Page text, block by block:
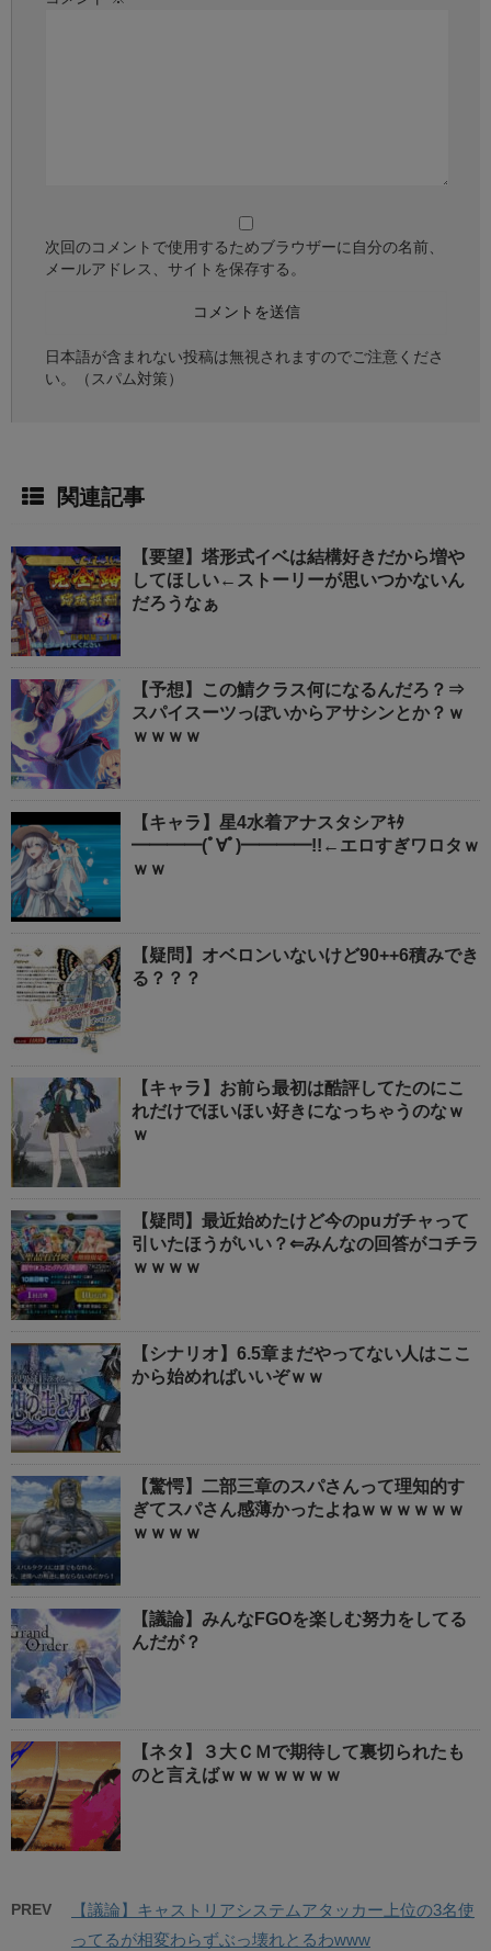
次回のコメントで使用するためブラウザーに自分の名前、
メールアドレス、サイトを保存する。
日本語が含まれない投稿は無視されますのでご注意くださ
い。（スパム対策）
関連記事
【要望】塔形式イベは結構好きだから増や
してほしい←ストーリーが思いつかないん
だろうなぁ
【予想】この鯖クラス何になるんだろ？⇒
スパイスーツっぽいからアサシンとか？ｗ
ｗｗｗｗ
【キャラ】星4水着アナスタシアｷﾀ
━━━━(ﾟ∀ﾟ)━━━━!!←エロすぎワロタｗ
ｗｗ
【疑問】オベロンいないけど90++6積みでき
る？？？
【キャラ】お前ら最初は酷評してたのにこ
れだけでほいほい好きになっちゃうのなｗ
ｗ
【疑問】最近始めたけど今のpuガチャって
引いたほうがいい？⇐みんなの回答がコチラ
ｗｗｗｗ
【シナリオ】6.5章まだやってない人はここ
から始めればいいぞｗｗ
【驚愕】二部三章のスパさんって理知的す
ぎてスパさん感薄かったよねｗｗｗｗｗｗ
ｗｗｗｗ
【議論】みんなFGOを楽しむ努力をしてる
んだが？
【ネタ】３大ＣＭで期待して裏切られたも
のと言えばｗｗｗｗｗｗｗ
PREV
【議論】キャストリアシステムアタッカー上位の3名使
ってるが相変わらずぶっ壊れとるわwww